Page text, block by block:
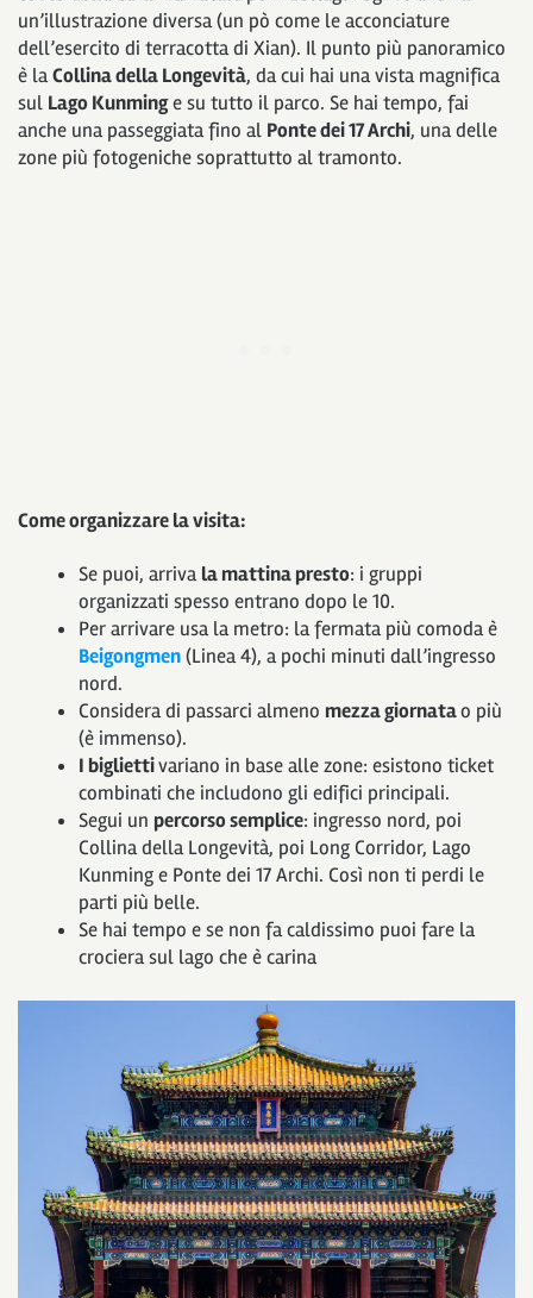
un’illustrazione diversa (un pò come le acconciature
dell’esercito di terracotta di Xian). Il punto più panoramico
è laCollina della Longevità, da cui hai una vista magnifica
sul Lago Kunminge su tutto il parco. Se hai tempo, fai
anche una passeggiata fino al Ponte dei 17 Archi, una delle
zone più fotogeniche soprattutto al tramonto.
Come organizzare la visita:
Se puoi, arrivala mattina presto: i gruppi
organizzati spesso entrano dopo le 10.
Per arrivare usa la metro: la fermata più comoda è
Beigongmen(Linea 4), a pochi minuti dall’ingresso
nord.
Considera di passarci almeno mezza giornatao più
(è immenso).
I bigliettivariano in base alle zone: esistono ticket
combinati che includono gli edifici principali.
Segui un percorso semplice: ingresso nord, poi
Collina della Longevità, poi Long Corridor, Lago
Kunming e Ponte dei 17 Archi. Così non ti perdi le
parti più belle.
Se hai tempo e se non fa caldissimo puoi fare la
crociera sul lago che è carina